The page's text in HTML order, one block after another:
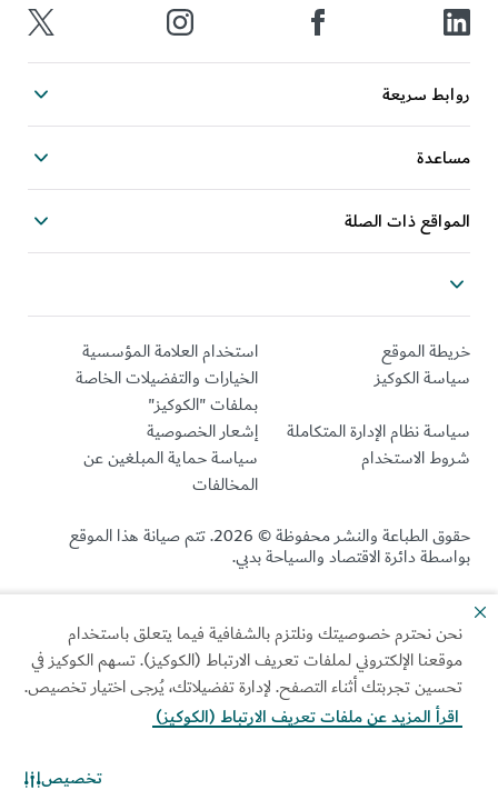
نحن نحترم خصوصيتك ونلتزم بالشفافية فيما يتعلق باستخدام
موقعنا الإلكتروني لملفات تعريف الارتباط (الكوكيز). تسهم الكوكيز في
تحسين تجربتك أثناء التصفح. لإدارة تفضيلاتك، يُرجى اختيار تخصيص.
اقرأ المزيد عن ملفات تعريف الارتباط (الكوكيز)
تخصيص
روابط سريعة
مساعدة
المواقع ذات الصلة
خريطة الموقع
استخدام العلامة المؤسسية
سياسة الكوكيز
الخيارات والتفضيلات الخاصة
بملفات "الكوكيز"
سياسة نظام الإدارة المتكاملة
إشعار الخصوصية
شروط الاستخدام
سياسة حماية المبلغين عن
المخالفات
حقوق الطباعة والنشر محفوظة © 2026. تتم صيانة هذا الموقع
بواسطة دائرة الاقتصاد والسياحة بدبي.
آخر تحديث للموقع 2026/08/10